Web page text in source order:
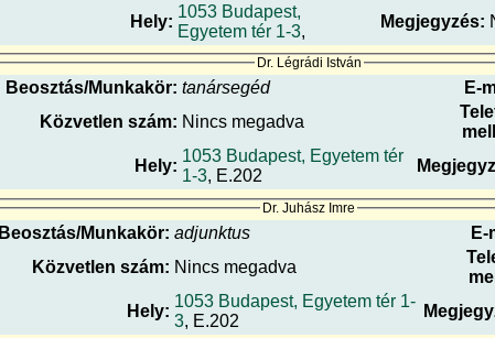
Hely:
1053 Budapest,
Egyetem tér 1-3,
Megjegyzés:
Dr. Légrádi István
Beosztás/Munkakör: tanársegéd E-
Közvetlen szám: Nincs megadva
Hely:
1053 Budapest, Egyetem tér
1-3, E.202
Dr. Juhász Imre
Beosztás/Munkakör: adjunktus E-
Közvetlen szám: Nincs megadva
Hely:
1053 Budapest, Egyetem tér 1-
3, E.202